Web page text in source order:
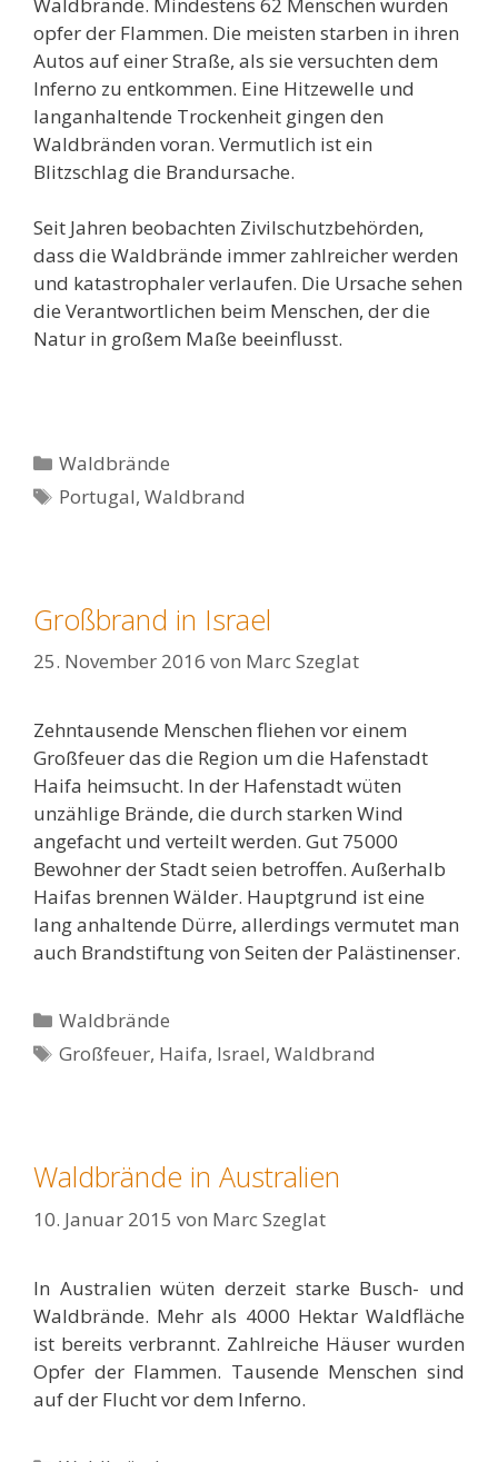
opfer der Flammen. Die meisten starben in ihren
Autos auf einer Straße, als sie versuchten dem
Inferno zu entkommen. Eine Hitzewelle und
langanhaltende Trockenheit gingen den
Waldbränden voran. Vermutlich ist ein
Blitzschlag die Brandursache.
Seit Jahren beobachten Zivilschutzbehörden,
dass die Waldbrände immer zahlreicher werden
und katastrophaler verlaufen. Die Ursache sehen
die Verantwortlichen beim Menschen, der die
Natur in großem Maße beeinflusst.
Kategorien
Waldbrände
Schlagwörter
Portugal,Waldbrand
Großbrand in Israel
25. November 2016 von Marc Szeglat
Zehntausende Menschen fliehen vor einem
Großfeuer das die Region um die Hafenstadt
Haifa heimsucht. In der Hafenstadt wüten
unzählige Brände, die durch starken Wind
angefacht und verteilt werden. Gut 75000
Bewohner der Stadt seien betroffen. Außerhalb
Haifas brennen Wälder. Hauptgrund ist eine
lang anhaltende Dürre, allerdings vermutet man
auch Brandstiftung von Seiten der Palästinenser.
Kategorien
Waldbrände
Schlagwörter
Großfeuer, Haifa, Israel,Waldbrand
Waldbrände in Australien
10. Januar 2015 von Marc Szeglat
In Australien wüten derzeit starke Busch- und
Waldbrände. Mehr als 4000 Hektar Waldfläche
ist bereits verbrannt. Zahlreiche Häuser wurden
Opfer der Flammen. Tausende Menschen sind
auf der Flucht vor dem Inferno.